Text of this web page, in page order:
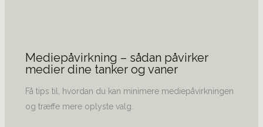
Mediepåvirkning – sådan påvirker
medier dine tanker og vaner
Få tips til, hvordan du kan minimere mediepåvirkningen
og træffe mere oplyste valg.